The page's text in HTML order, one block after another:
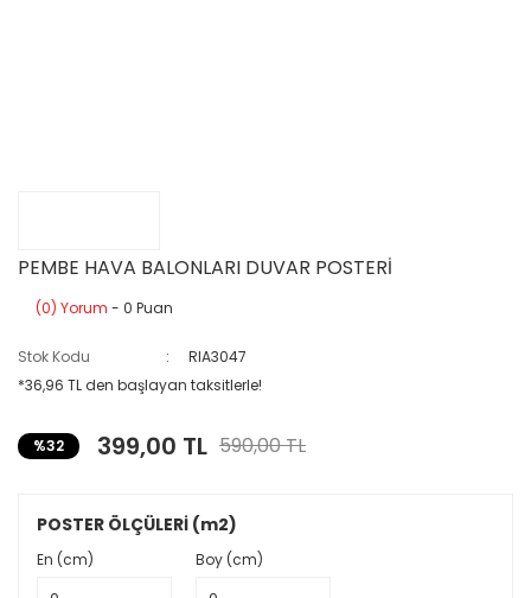
PEMBE HAVA BALONLARI DUVAR POSTERİ
(0) Yorum - 0 Puan
Stok Kodu
RIA3047
*36,96 TL den başlayan taksitlerle!
%32 399,00 TL 590,00 TL
POSTER ÖLÇÜLERİ (m2)
En (cm) Boy (cm)